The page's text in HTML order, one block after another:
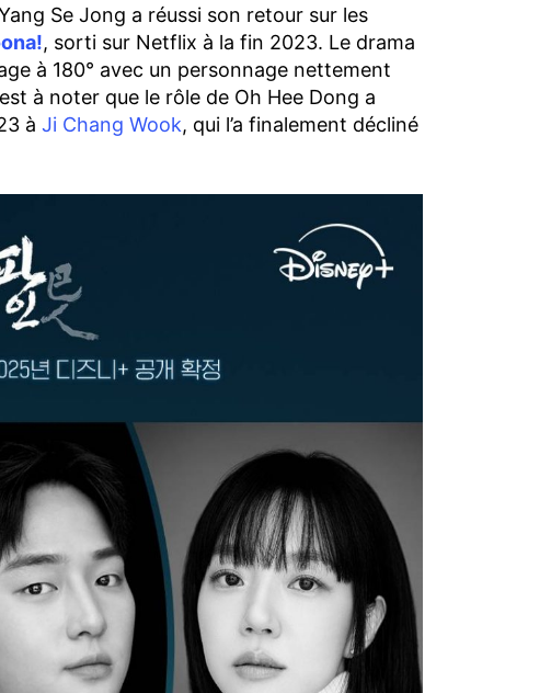
Se Jong a réussi son retour sur les
, sorti sur Netflix à la fin 2023. Le drama
à 180° avec un personnage nettement
à noter que le rôle de Oh Hee Dong a
à Ji Chang Wook, qui l’a finalement décliné